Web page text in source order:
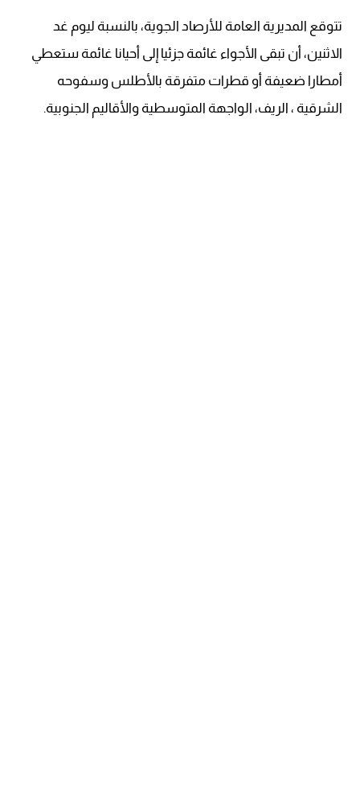
تتوقع المديرية العامة للأرصاد الجوية، بالنسبة ليوم غد
الاثنين، أن تبقى الأجواء غائمة جزئيا إلى أحيانا غائمة ستعطي
أمطارا ضعيفة أو قطرات متفرقة بالأطلس وسفوحه
الشرقية ، الريف، الواجهة المتوسطية والأقاليم الجنوبية.